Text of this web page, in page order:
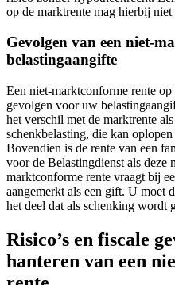
op de marktrente mag hierbij
Gevolgen van een niet-
belastingaangifte
Een niet-marktconforme rente
gevolgen voor uw
het verschil met de marktrente
schenkbelasting, die kan
Bovendien is de rente van een
voor de Belastingdienst als deze
marktconforme rente vraagt bij
aangemerkt als een gift. U moet
het deel dat als schenking wordt
Risico’s en fiscale
hanteren van een